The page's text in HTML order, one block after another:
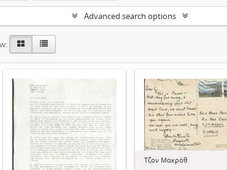
Advanced search options
Τζον Μακρόθ